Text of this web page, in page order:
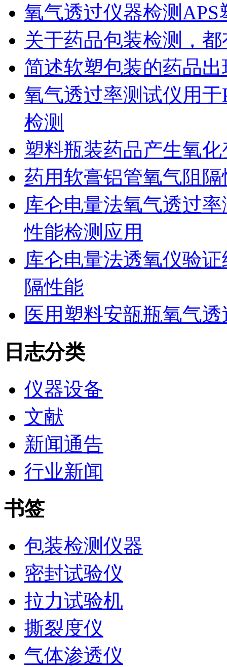
氧气透过仪器检测
关于药品包装检测，
简述软塑包装的药品
氧气透过率测试仪用
检测
塑料瓶装药品产生氧
药用软膏铝管氧气阻
库仑电量法氧气透过
性能检测应用
库仑电量法透氧仪验
隔性能
医用塑料安瓿瓶氧气
日志分类
仪器设备
文献
新闻通告
行业新闻
书签
包装检测仪器
密封试验仪
拉力试验机
撕裂度仪
气体渗透仪